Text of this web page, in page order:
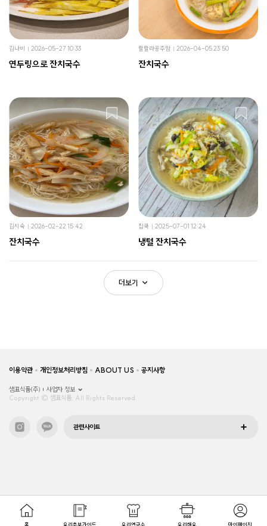
홈 요리초보가이드 요리연구소 요리해요 마이페이지
김나비 2026-05-27 10:33
연두링으로 잔치국수
랄랄라공주맘 2026-04-05 23:50
잔치국수
김지숙 2026-02-22 15:42
잔치국수
집쿡 2025-07-01 12:24
냉털 잔치국수
더보기
이용약관 개인정보처리방침 ABOUT US 공지사항
샘표식품(주)
사업자 정보
Copyright © 샘표식품, All Rights Reserved.
관련사이트